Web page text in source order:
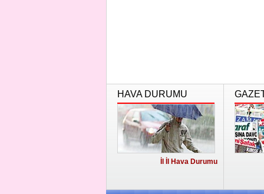
HAVA DURUMU
İl İl Hava Durumu